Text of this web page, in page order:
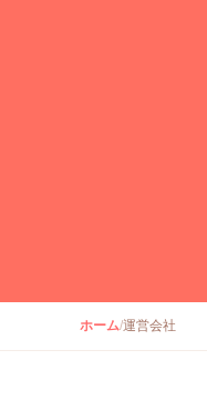
ホーム/運営会社